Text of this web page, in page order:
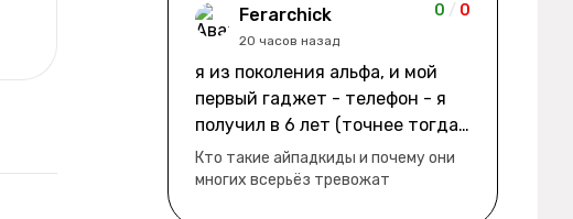
Ferarchick
20 часов назад
0 / 0
я из поколения альфа, и мой
первый гаджет - телефон - я
получил в 6 лет (точнее тогда
мне уже было почти 7), потом
его отобрали и я просто
Кто такие айпадкиды и почему они
многих всерьёз тревожат